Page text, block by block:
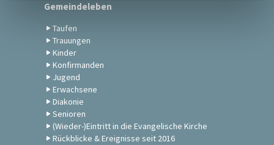
Gemeindeleben
Taufen
Trauungen
Kinder
Konfirmanden
Jugend
Erwachsene
Diakonie
Senioren
(Wieder-)Eintritt in die Evangelische Kirche
Rückblicke & Ereignisse seit 2016